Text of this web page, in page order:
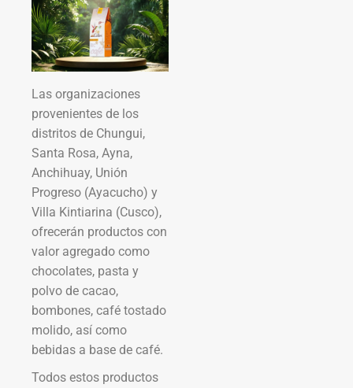
Las organizaciones
provenientes de los
distritos de Chungui,
Santa Rosa, Ayna,
Anchihuay, Unión
Progreso (Ayacucho) y
Villa Kintiarina (Cusco),
ofrecerán productos con
valor agregado como
chocolates, pasta y
polvo de cacao,
bombones, café tostado
molido, así como
bebidas a base de café.
Todos estos productos